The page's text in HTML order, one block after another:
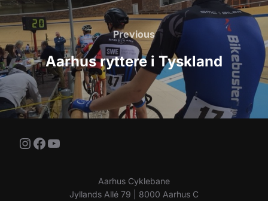
Indlægsnavigation
Previous
Previous
Aarhus ryttere i Tyskland
Instagram
Facebook
YouTube
Aarhus Cyklebane
Jyllands Allé 79 | 8000 Aarhus C